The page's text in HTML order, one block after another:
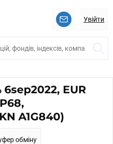
Увійти
EUR
A1G840)
обміну